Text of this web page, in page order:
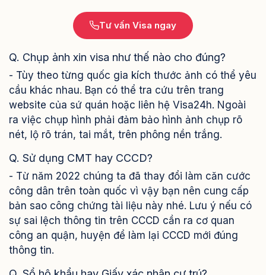
Tư vấn Visa ngay
Q. Chụp ảnh xin visa như thế nào cho đúng?
- Tùy theo từng quốc gia kích thước ảnh có thể yêu
cầu khác nhau. Bạn có thể tra cứu trên trang
website của sứ quán hoặc liên hệ Visa24h. Ngoài
ra việc chụp hình phải đảm bảo hình ảnh chụp rõ
nét, lộ rõ trán, tai mắt, trên phông nền trắng.
Q. Sử dụng CMT hay CCCD?
- Từ năm 2022 chúng ta đã thay đổi làm căn cước
công dân trên toàn quốc vì vậy bạn nên cung cấp
bản sao công chứng tài liệu này nhé. Lưu ý nếu có
sự sai lệch thông tin trên CCCD cần ra cơ quan
công an quận, huyện để làm lại CCCD mới đúng
thông tin.